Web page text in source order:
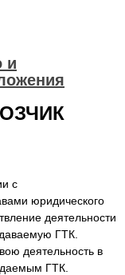
и
с
юридического
деятельности
ГТК.
деятельность в
ГТК.